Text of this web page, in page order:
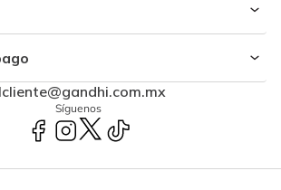
Síguenos